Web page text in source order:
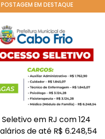
POSTAGEM EM DESTAQUE
em RJ com 124
de até R$ 6.248,54